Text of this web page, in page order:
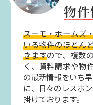
物件
スーモ・ホームズ
いる物件のほとん
きますので、複数
く、資料請求や物
の最新情報をいち
に、日々のレスポ
掛けております。